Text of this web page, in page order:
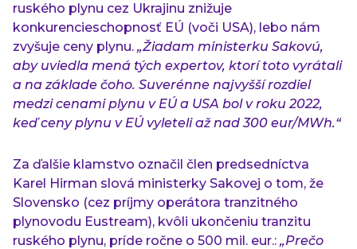
ruského plynu cez Ukrajinu znižuje
konkurencieschopnosť EÚ (voči USA), lebo nám
zvyšuje ceny plynu. „Žiadam ministerku Sakovú,
aby uviedla mená tých expertov, ktorí toto vyrátali
a na základe čoho. Suverénne najvyšší rozdiel
medzi cenami plynu v EÚ a USA bol v roku 2022,
keď ceny plynu v EÚ vyleteli až nad 300 eur/MWh.“
Za ďalšie klamstvo označil člen predsedníctva
Karel Hirman slová ministerky Sakovej o tom, že
Slovensko (cez príjmy operátora tranzitného
plynovodu Eustream), kvôli ukončeniu tranzitu
ruského plynu, príde ročne o 500 mil. eur.: „Prečo